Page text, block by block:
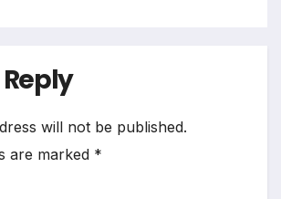
will not be published.
are marked *